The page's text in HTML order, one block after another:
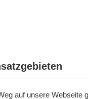
auf unsere Webseite